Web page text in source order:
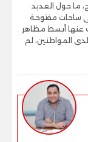
ما حول العديد
ساحات مفتوحة
عنها أبسط مظاهر
المواطنين، لم